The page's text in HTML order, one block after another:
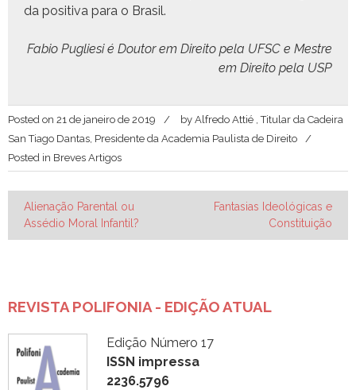
da pos­i­ti­va para o Brasil.
Fabio Pugliesi é Doutor em Dire­ito pela UFSC e Mestre
em Dire­ito pela USP
Posted on 21 de janeiro de 2019 by Alfredo Attié , Titular da Cadeira
San Tiago Dantas, Presidente da Academia Paulista de Direito
Posted in Breves Artigos
Navegação
de
Alienação Parental ou
Assédio Moral Infantil?
Fantasias Ideológicas e
Constituição
REVISTA POLIFONIA - EDIÇÃO ATUAL
Edição Número 17
ISSN impressa
2236.5796